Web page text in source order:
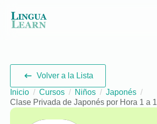
Volver a la Lista
Inicio
Cursos Niños
Japonés
Clase Privada de Japonés por Hora 1 a 1